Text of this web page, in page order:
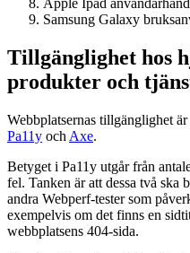
Apple Ipad
Samsung Galaxy
Tillgänglighet hos
produkter och
Webbplatsernas tillgänglighet
Pa11y och Axe.
Betyget i Pa11y utgår från
fel. Tanken är att dessa två ska
andra Webperf-tester som
exempelvis om det finns en
webbplatsens 404-sida.